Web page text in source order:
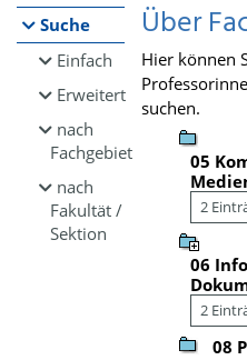
Suche
Einfach
Erweitert
nach
Fachgebiet
nach
Fakultät /
Sektion
Über
Hier können
suchen.
05
2
06
2
08